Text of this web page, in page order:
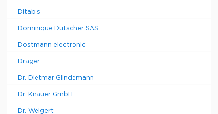
Ditabis
Dominique Dutscher SAS
Dostmann electronic
Dräger
Dr. Dietmar Glindemann
Dr. Knauer GmbH
Dr. Weigert